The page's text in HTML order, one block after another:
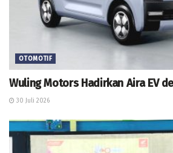
OTOMOTIF
Wuling Motors Hadirkan Aira EV
30 Juli 2026